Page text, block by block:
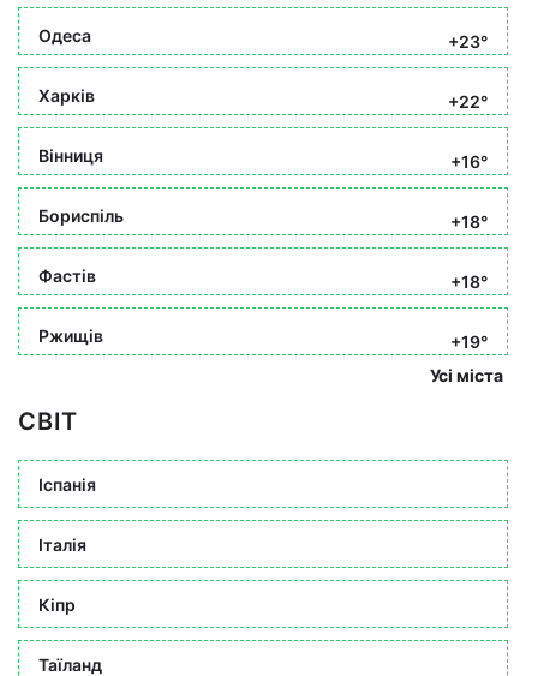
Одеса +23°
Харків +22°
Вінниця +16°
Бориспіль +18°
Фастів +18°
Ржищів
+19°
Усі міста
СВІТ
Іспанія
Італія
Кіпр
Таїланд